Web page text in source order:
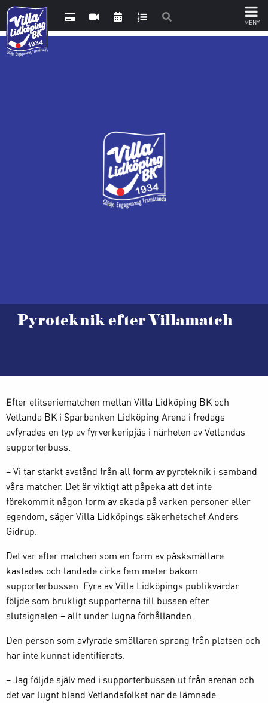
Pyroteknik efter Villamatch
Efter elitseriematchen mellan Villa Lidköping BK och
Vetlanda BK i Sparbanken Lidköping Arena i fredags
avfyrades en typ av fyrverkeripjäs i närheten av Vetlandas
supporterbuss.
– Vi tar starkt avstånd från all form av pyroteknik i samband
våra matcher. Det är viktigt att påpeka att det inte
förekommit någon form av skada på varken personer eller
egendom, säger Villa Lidköpings säkerhetschef Anders
Gidrup.
Det var efter matchen som en form av påsksmällare
kastades och landade cirka fem meter bakom
supporterbussen. Fyra av Villa Lidköpings publikvärdar
följde som brukligt supporterna till bussen efter
slutsignalen – allt under lugna förhållanden.
Den person som avfyrade smällaren sprang från platsen och
har inte kunnat identifierats.
– Jag följde själv med i supporterbussen ut från arenan och
det var lugnt bland Vetlandafolket när de lämnade